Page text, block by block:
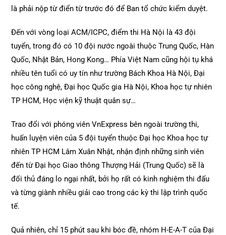
là phải nộp từ điển từ trước đó để Ban tổ chức kiểm duyệt.
Đến với vòng loại ACM/ICPC, điểm thi Hà Nội là 43 đội
tuyển, trong đó có 10 đội nước ngoài thuộc Trung Quốc, Hàn
Quốc, Nhật Bản, Hong Kong… Phía Việt Nam cũng hội tụ khá
nhiều tên tuổi có uy tín như trường Bách Khoa Hà Nội, Đại
học công nghệ, Đại học Quốc gia Hà Nội, Khoa học tự nhiên
TP HCM, Học viện kỹ thuật quân sự…
Trao đổi với phóng viên VnExpress bên ngoài trường thi,
huấn luyện viên của 5 đội tuyển thuộc Đại học Khoa học tự
nhiên TP HCM Lâm Xuân Nhật, nhận định những sinh viên
đến từ Đại học Giao thông Thượng Hải (Trung Quốc) sẽ là
đối thủ đáng lo ngại nhất, bởi họ rất có kinh nghiệm thi đấu
và từng giành nhiều giải cao trong các kỳ thi lập trình quốc
tế.
Quả nhiên, chỉ 15 phút sau khi bóc đề, nhóm H-E-A-T của Đại